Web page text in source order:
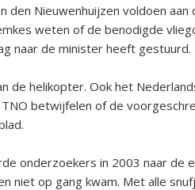
den Nieuwenhuijzen voldoen
weten of de benodigde
naar de minister heeft gestuurd.
de helikopter. Ook het
betwijfelen of de
onderzoekers in 2003 naar de
niet op gang kwam. Met alle